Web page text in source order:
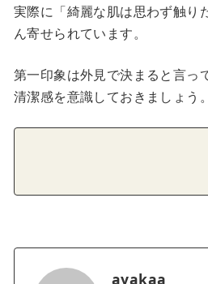
実際に「綺麗な肌は思わず触り
ん寄せられています。
第一印象は外見で決まると言っ
清潔感を意識しておきましょう。
ayakaa